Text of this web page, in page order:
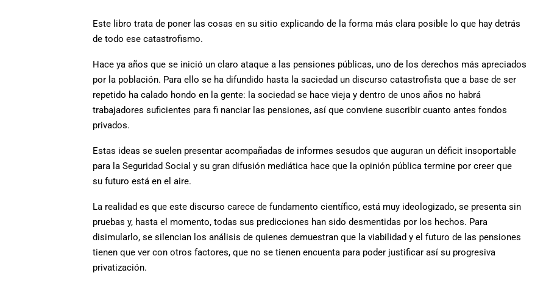
Este libro trata de poner las cosas en su sitio explicando de la forma más clara posible lo que hay detrás
de todo ese catastrofismo.
Hace ya años que se inició un claro ataque a las pensiones públicas, uno de los derechos más apreciados
por la población. Para ello se ha difundido hasta la saciedad un discurso catastrofista que a base de ser
repetido ha calado hondo en la gente: la sociedad se hace vieja y dentro de unos años no habrá
trabajadores suficientes para fi nanciar las pensiones, así que conviene suscribir cuanto antes fondos
privados.
Estas ideas se suelen presentar acompañadas de informes sesudos que auguran un déficit insoportable
para la Seguridad Social y su gran difusión mediática hace que la opinión pública termine por creer que
su futuro está en el aire.
La realidad es que este discurso carece de fundamento científico, está muy ideologizado, se presenta sin
pruebas y, hasta el momento, todas sus predicciones han sido desmentidas por los hechos. Para
disimularlo, se silencian los análisis de quienes demuestran que la viabilidad y el futuro de las pensiones
tienen que ver con otros factores, que no se tienen encuenta para poder justificar así su progresiva
privatización.